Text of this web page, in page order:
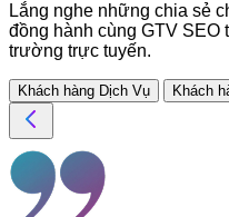
Lắng nghe những chia sẻ
đồng hành cùng GTV SEO
trường trực tuyến.
Khách hàng Dịch Vụ Khách